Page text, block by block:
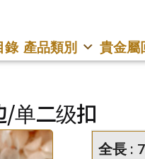
錄 產品類別 貴金屬
单二级扣
全長 :